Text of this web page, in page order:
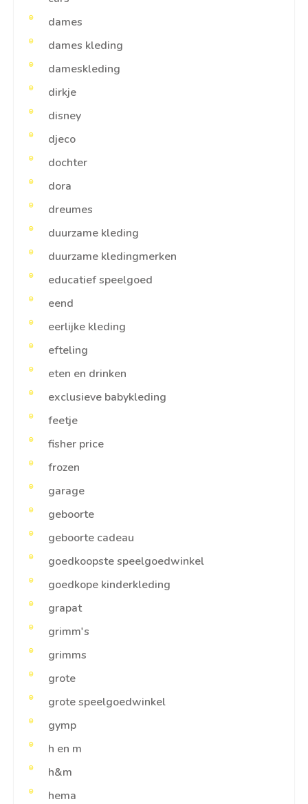
dames
dames kleding
dameskleding
dirkje
disney
djeco
dochter
dora
dreumes
duurzame kleding
duurzame kledingmerken
educatief speelgoed
eend
eerlijke kleding
efteling
eten en drinken
exclusieve babykleding
feetje
fisher price
frozen
garage
geboorte
geboorte cadeau
goedkoopste speelgoedwinkel
goedkope kinderkleding
grapat
grimm's
grimms
grote
grote speelgoedwinkel
gymp
h en m
h&m
hema